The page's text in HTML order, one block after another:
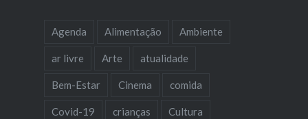
Agenda Alimentação Ambiente
ar livre Arte atualidade
Bem-Estar Cinema comida
Covid-19 crianças Cultura